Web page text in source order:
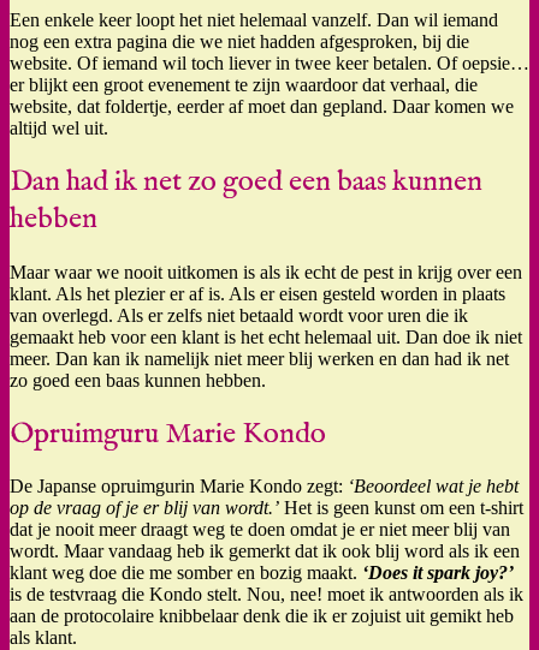
Een enkele keer loopt het niet helemaal vanzelf. Dan wil iemand
nog een extra pagina die we niet hadden afgesproken, bij die
website. Of iemand wil toch liever in twee keer betalen. Of oepsie…
er blijkt een groot evenement te zijn waardoor dat verhaal, die
website, dat foldertje, eerder af moet dan gepland. Daar komen we
altijd wel uit.
Dan had ik net zo goed een baas kunnen
hebben
Maar waar we nooit uitkomen is als ik echt de pest in krijg over een
klant. Als het plezier er af is. Als er eisen gesteld worden in plaats
van overlegd. Als er zelfs niet betaald wordt voor uren die ik
gemaakt heb voor een klant is het echt helemaal uit. Dan doe ik niet
meer. Dan kan ik namelijk niet meer blij werken en dan had ik net
zo goed een baas kunnen hebben.
Opruimguru Marie Kondo
De Japanse opruimgurin Marie Kondo zegt: ‘Beoordeel wat je hebt
op de vraag of je er blij van wordt.’ Het is geen kunst om een t-shirt
dat je nooit meer draagt weg te doen omdat je er niet meer blij van
wordt. Maar vandaag heb ik gemerkt dat ik ook blij word als ik een
klant weg doe die me somber en bozig maakt. ‘Does it spark joy?’
is de testvraag die Kondo stelt. Nou, nee! moet ik antwoorden als ik
aan de protocolaire knibbelaar denk die ik er zojuist uit gemikt heb
als klant.